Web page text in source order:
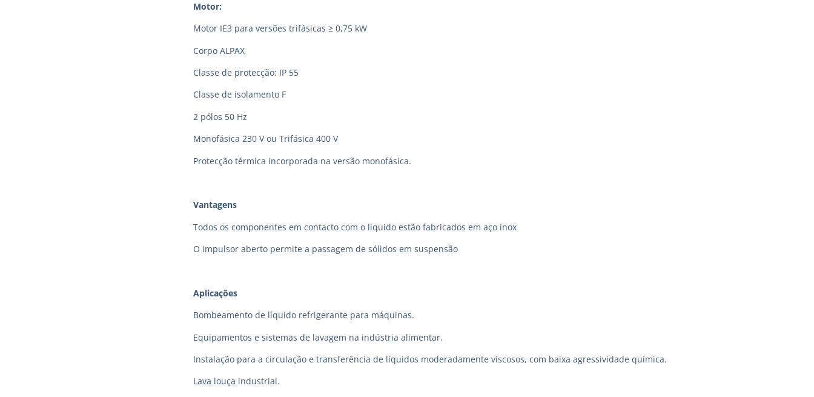
Motor:
Motor IE3 para versões trifásicas ≥ 0,75 kW
Corpo ALPAX
Classe de protecção: IP 55
Classe de isolamento F
2 pólos 50 Hz
Monofásica 230 V ou Trifásica 400 V
Protecção térmica incorporada na versão monofásica.
Vantagens
Todos os componentes em contacto com o líquido estão fabricados em aço inox
O impulsor aberto permite a passagem de sólidos em suspensão
Aplicações
Bombeamento de líquido refrigerante para máquinas.
Equipamentos e sistemas de lavagem na indústria alimentar.
Instalação para a circulação e transferência de líquidos moderadamente viscosos, com baixa agressividade química.
Lava louça industrial.